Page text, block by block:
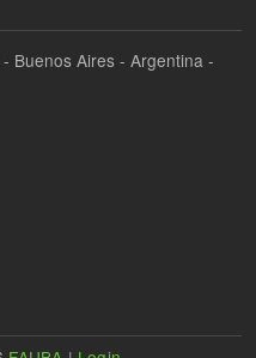
Buenos Aires - Argentina -